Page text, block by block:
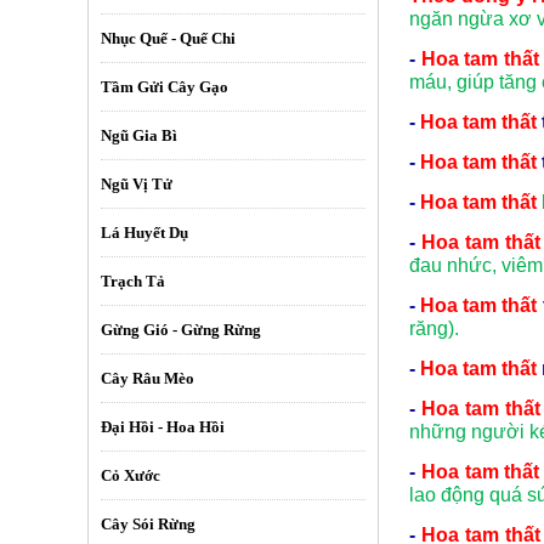
Nhục Quế - Quế Chi
Tầm Gửi Cây Gạo
Ngũ Gia Bì
Ngũ Vị Tử
Lá Huyết Dụ
Trạch Tả
Gừng Gió - Gừng Rừng
Cây Râu Mèo
Đại Hồi - Hoa Hồi
Cỏ Xước
Cây Sói Rừng
ngăn ngừa xơ
- Hoa tam thất
máu, giúp
- Hoa tam thất
- Hoa tam thất
- Hoa tam thất
- Hoa tam thất
đau nhức,
- Hoa tam thất
răng).
- Hoa tam thất
- Hoa tam thất
những người
- Hoa tam thất
lao động quá
- Hoa tam thất